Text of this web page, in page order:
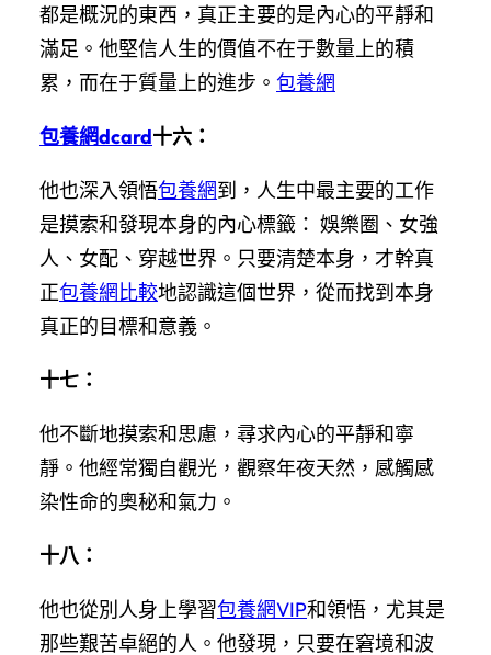
都是概況的東西，真正主要的是內心的平靜和
滿足。他堅信人生的價值不在于數量上的積
累，而在于質量上的進步。 包養網
包養網dcard十六：
他也深入領悟包養網到，人生中最主要的工作
是摸索和發現本身的內心標籤： 娛樂圈、女強
人、女配、穿越世界。只要清楚本身，才幹真
正包養網比較地認識這個世界，從而找到本身
真正的目標和意義。
十七：
他不斷地摸索和思慮，尋求內心的平靜和寧
靜。他經常獨自觀光，觀察年夜天然，感觸感
染性命的奧秘和氣力。
十八：
他也從別人身上學習包養網VIP和領悟，尤其是
那些艱苦卓絕的人。他發現，只要在窘境和波